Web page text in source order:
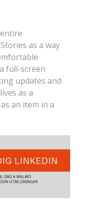
as a way
full-screen
updates and
as a
an item in a